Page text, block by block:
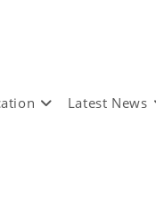
Latest News